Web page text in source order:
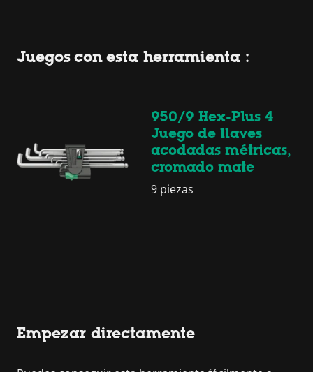
Juegos con esta herramienta :
950/9 Hex-Plus 4
Juego de llaves
acodadas métricas,
cromado mate
9 piezas
Empezar directamente